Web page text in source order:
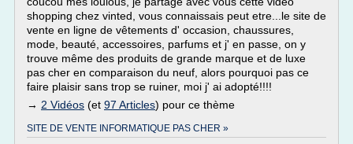
shopping chez vinted, vous connaissais peut etre...le site de
vente en ligne de vêtements d' occasion, chaussures,
mode, beauté, accessoires, parfums et j' en passe, on y
trouve même des produits de grande marque et de luxe
pas cher en comparaison du neuf, alors pourquoi pas ce
faire plaisir sans trop se ruiner, moi j' ai adopté!!!!
→ 2 Vidéos (et 97 Articles) pour ce thème
SITE DE VENTE INFORMATIQUE PAS CHER »